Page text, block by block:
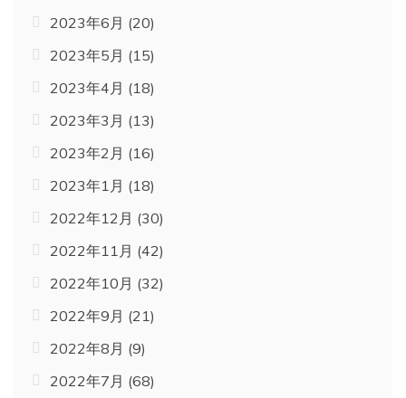
2023年6月 (20)
2023年5月 (15)
2023年4月 (18)
2023年3月 (13)
2023年2月 (16)
2023年1月 (18)
2022年12月 (30)
2022年11月 (42)
2022年10月 (32)
2022年9月 (21)
2022年8月 (9)
2022年7月 (68)